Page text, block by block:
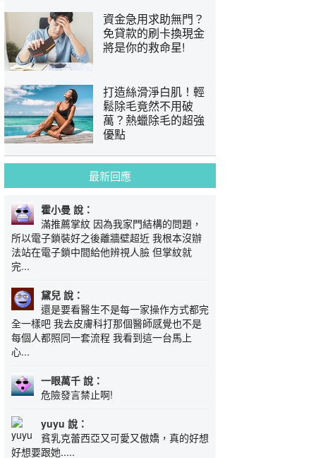
資金急用求助無門？
免貸款的刷卡換現金
將是你的救命星!
打造絲滑淨白肌！輕
鬆除毛竟然不用破
萬？熱蠟除毛的超強
優點
最新回應
霍小曼 說：
滿推薦掌紋 因為我家門結構的問題，
所以電子鎖裝好之後離牆壁超近 我根本沒辦
法站在電子鎖中間給他辨視人臉 但掌紋就
完...
黛兒 說：
還是要看醫生不是每一家操作方式都完
全一樣吧 我去皮膚科打那個醫師感覺也不是
每個人都照同一套流程 我看到這一台馬上
心...
一眼萬千 說：
危險發言禁止啊!
yuyu 說：
貧乳克蕾西亞又可愛又傲嬌，真的好想
好想要跟她.....